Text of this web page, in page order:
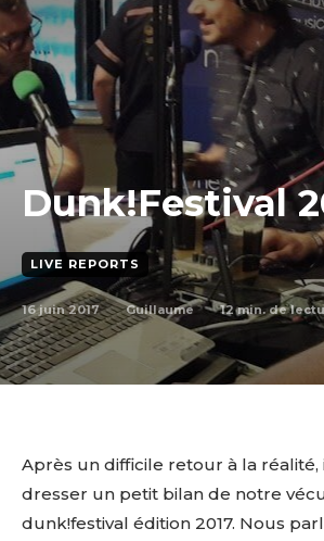
Dunk!Festival
LIVE REPORTS
16 juin 2017 Guillaume 12min. de
Après un difficile retour à la
dresser un petit bilan de notre
dunk!festival édition 2017. Nous